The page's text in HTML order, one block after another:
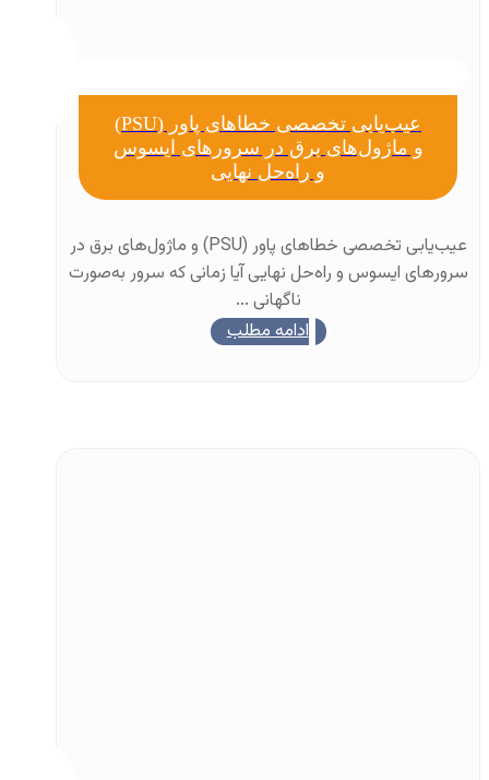
عیب‌یابی تخصصی خطاهای پاور (PSU)
و ماژول‌های برق در سرورهای ایسوس
و راه‌حل نهایی
عیب‌یابی تخصصی خطاهای پاور (PSU) و ماژول‌های برق در
سرورهای ایسوس و راه‌حل نهایی آیا زمانی که سرور به‌صورت
ناگهانی ...
ادامه مطلب